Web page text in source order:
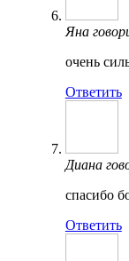
Яна
очень
Ответить
Диана
спасибо
Ответить